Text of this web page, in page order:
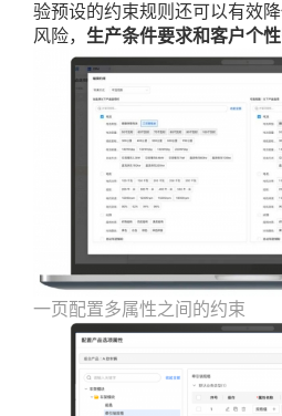
验预设的约束规则还可以有效
风险， 生产条件要求和客户个
一页配置多属性之间的约束